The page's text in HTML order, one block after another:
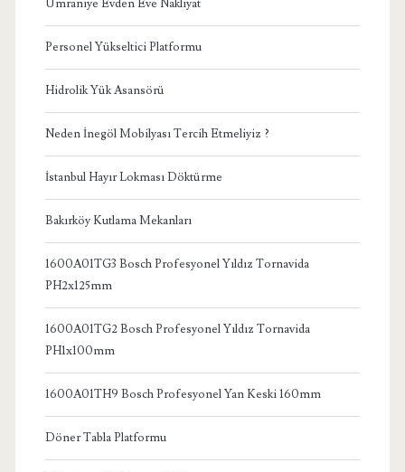
Ümraniye Evden Eve Nakliyat
Personel Yükseltici Platformu
Hidrolik Yük Asansörü
Neden İnegöl Mobilyası Tercih Etmeliyiz ?
İstanbul Hayır Lokması Döktürme
Bakırköy Kutlama Mekanları
1600A01TG3 Bosch Profesyonel Yıldız Tornavida
PH2x125mm
1600A01TG2 Bosch Profesyonel Yıldız Tornavida
PH1x100mm
1600A01TH9 Bosch Profesyonel Yan Keski 160mm
Döner Tabla Platformu